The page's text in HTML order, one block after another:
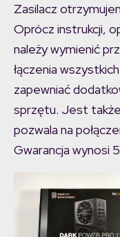
Zasilacz
Oprócz instrukcji,
należy wymienić
łączenia
zapewniać
sprzętu. Jest
pozwala na
Gwarancja wynosi